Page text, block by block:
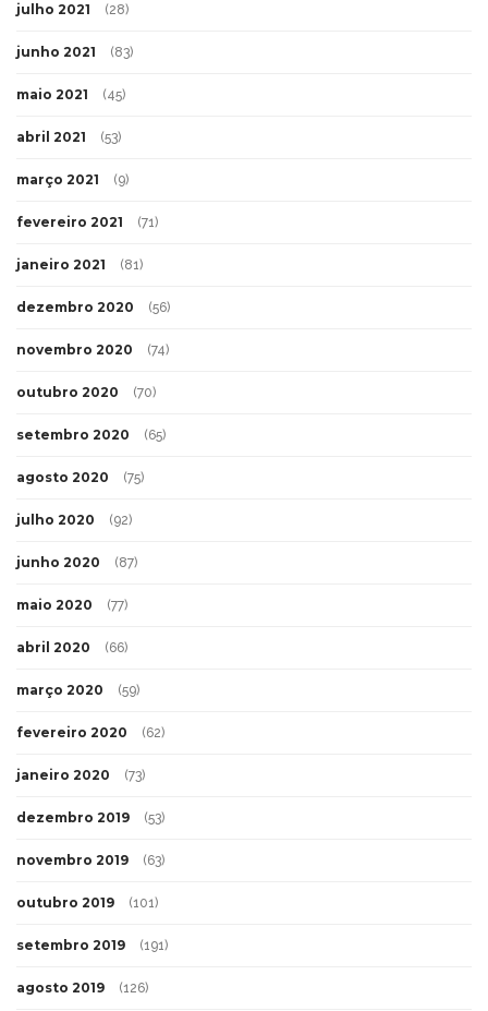
julho 2021 (28)
junho 2021 (83)
maio 2021 (45)
abril 2021 (53)
março 2021 (9)
fevereiro 2021 (71)
janeiro 2021 (81)
dezembro 2020 (56)
novembro 2020 (74)
outubro 2020 (70)
setembro 2020 (65)
agosto 2020 (75)
julho 2020 (92)
junho 2020 (87)
maio 2020 (77)
abril 2020 (66)
março 2020 (59)
fevereiro 2020 (62)
janeiro 2020 (73)
dezembro 2019 (53)
novembro 2019 (63)
outubro 2019 (101)
setembro 2019 (191)
agosto 2019 (126)